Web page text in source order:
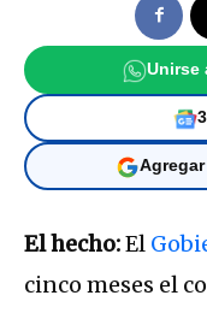
Unirse
El hecho:El
cinco meses el